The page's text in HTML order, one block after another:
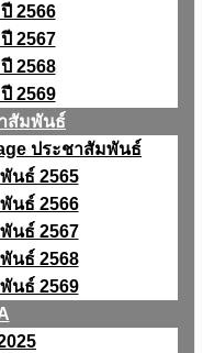
2566
2567
2568
2569
สัมพันธ์
ประชาสัมพันธ์
นธ์ 2565
นธ์ 2566
นธ์ 2567
นธ์ 2568
นธ์ 2569